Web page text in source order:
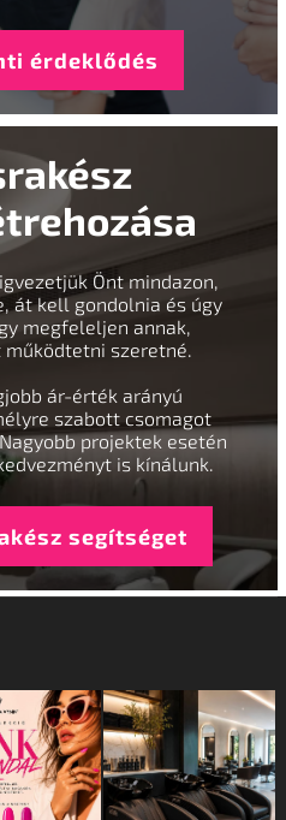
érdeklődés
Önt mindazon,
át kell gondolnia és úgy
megfeleljen annak,
szeretné.
ár-érték arányú
szabott csomagot
projektek esetén
is kínálunk.
segítséget